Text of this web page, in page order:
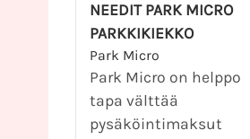
NEEDIT PARK MICRO
PARKKIKIEKKO
Park Micro
Park Micro on helppo
tapa välttää
pysäköintimaksut